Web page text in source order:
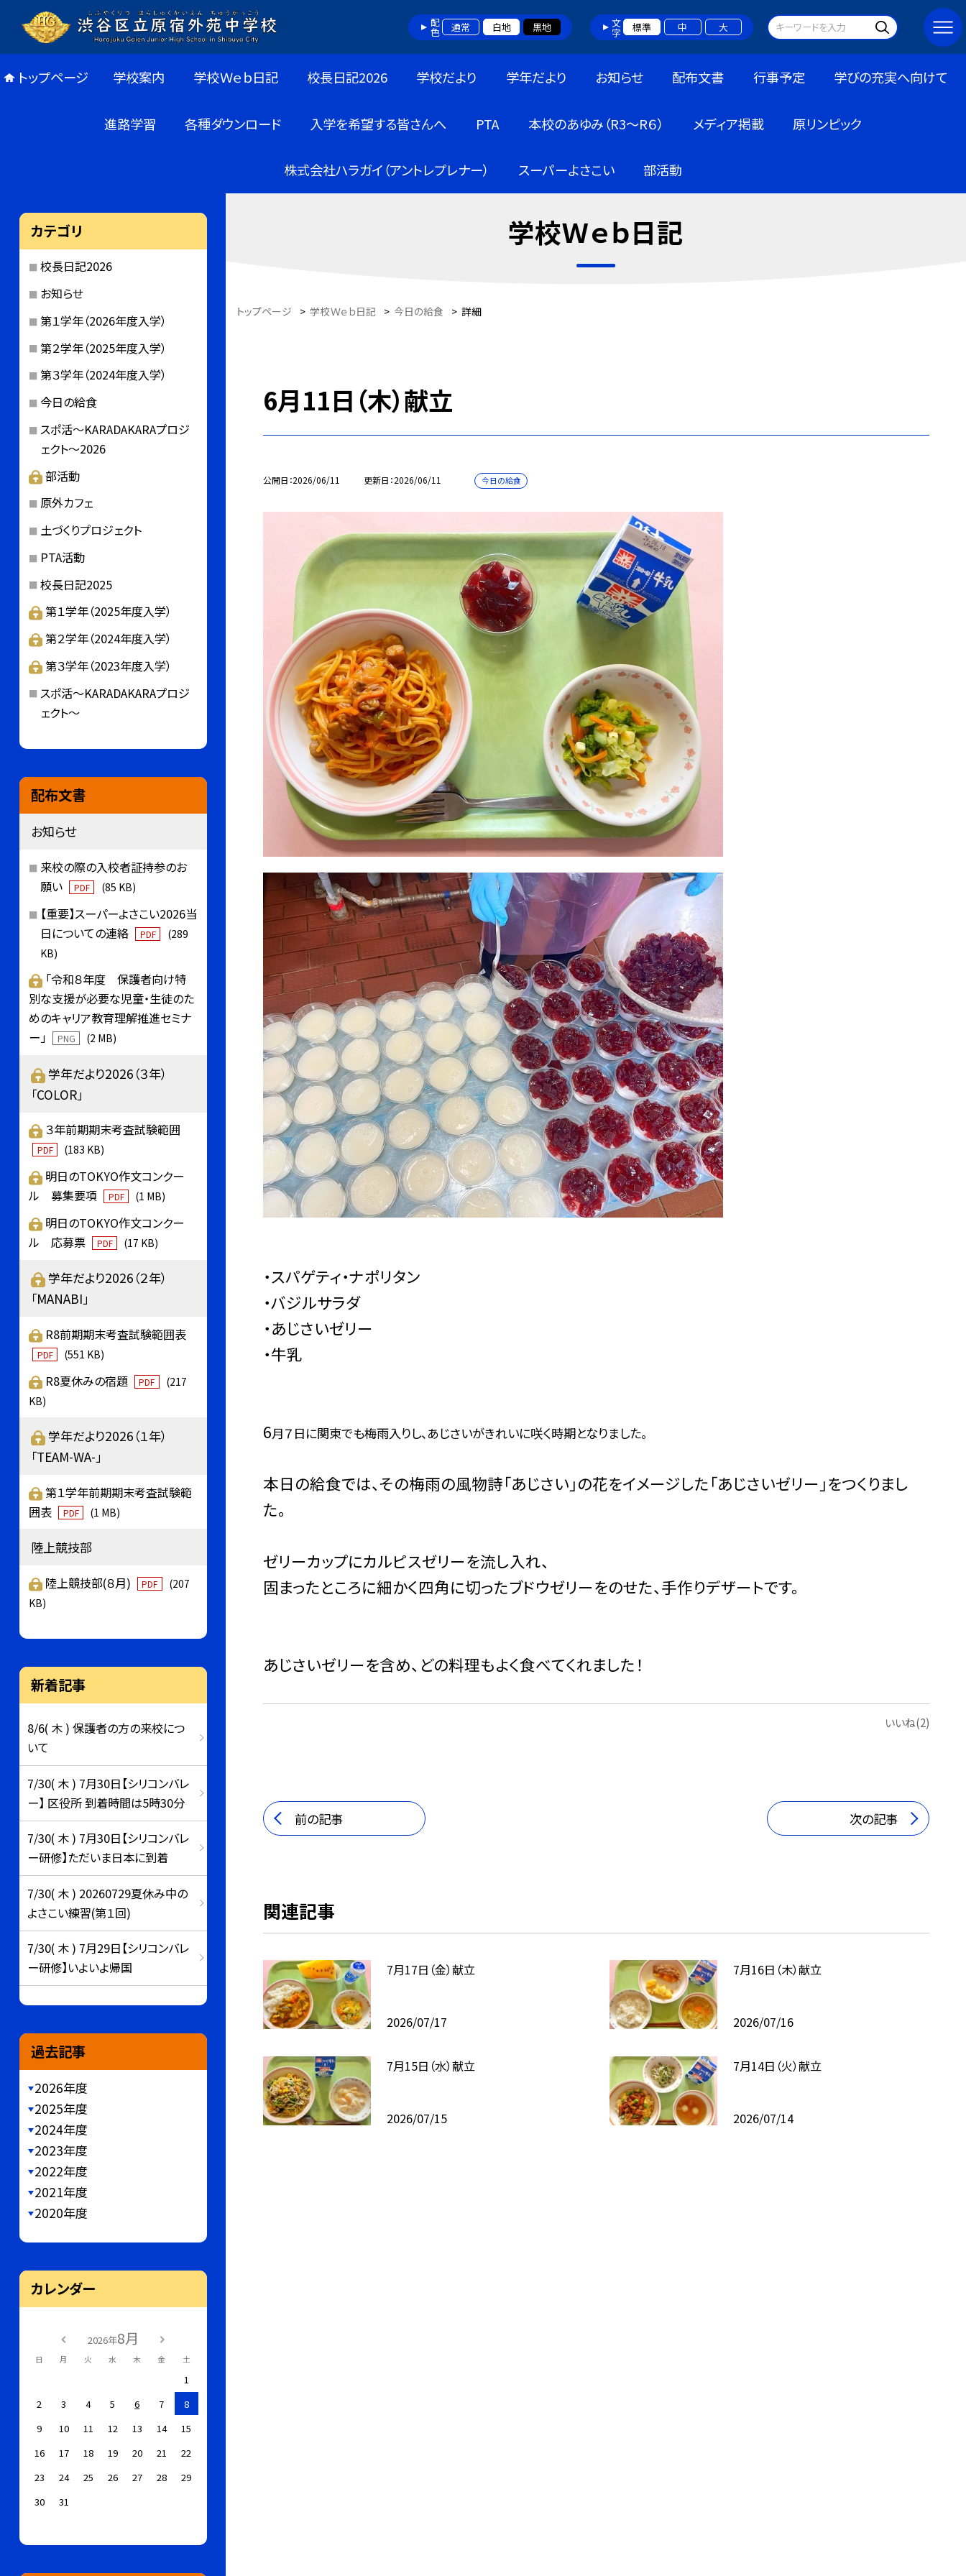
配色 通常 白地 黒地 文字 標準 中 大
トップページ 学校案内 学校Ｗｅｂ日記 校長日記2026 学校だより 学年だより お知らせ 配布文書 行事予定 学びの充実へ向けて
進路学習 各種ダウンロード 入学を希望する皆さんへ PTA 本校のあゆみ（R3～R６） メディア掲載 原リンピック
株式会社ハラガイ（アントレプレナー） スーパーよさこい 部活動
学校Ｗｅｂ日記
トップページ > 学校Ｗｅｂ日記 > 今日の給食 > 詳細
6月11日（木）献立
公開日 2026/06/11 更新日 2026/06/11 今日の給食
・スパゲティ・ナポリタン
・バジルサラダ
・あじさいゼリー
・牛乳
6月７日に関東でも梅雨入りし、あじさいがきれいに咲く時期となりました。
本日の給食では、その梅雨の風物詩「あじさい」の花をイメージした「あじさいゼリー」をつくりまし
た。
ゼリーカップにカルピスゼリーを流し入れ、
固まったところに細かく四角に切ったブドウゼリーをのせた、手作りデザートです。
あじさいゼリーを含め、どの料理もよく食べてくれました！
いいね(2)
前の記事 次の記事
関連記事
7月17日（金）献立
2026/07/17
7月16日（木）献立
2026/07/16
7月15日（水）献立
2026/07/15
7月14日（火）献立
2026/07/14
カテゴリ
校長日記2026
お知らせ
第１学年（2026年度入学）
第２学年（2025年度入学）
第３学年（2024年度入学）
今日の給食
スポ活～KARADAKARAプロジ
ェクト～2026
部活動
原外カフェ
土づくりプロジェクト
PTA活動
校長日記2025
第１学年（2025年度入学）
第２学年（2024年度入学）
第３学年（2023年度入学）
スポ活～KARADAKARAプロジ
ェクト～
配布文書
お知らせ
来校の際の入校者証持参のお
願い
PDF (85 KB)
【重要】スーパーよさこい2026当
日についての連絡
PDF
(289
KB)
「令和８年度 保護者向け特
別な支援が必要な児童・生徒のた
めのキャリア教育理解推進セミナ
ー」
PNG (2 MB)
学年だより2026（３年）
「COLOR」
３年前期期末考査試験範囲
PDF (183 KB)
明日のTOKYO作文コンクー
ル 募集要項
PDF (1 MB)
明日のTOKYO作文コンクー
ル 応募票
PDF (17 KB)
学年だより2026（２年）
「MANABI」
R8前期期末考査試験範囲表
PDF (551 KB)
R8夏休みの宿題 PDF
(217
KB)
学年だより2026（１年）
「TEAM-WA-」
第１学年前期期末考査試験範
囲表
PDF (1 MB)
陸上競技部
陸上競技部(８月) PDF
(207
KB)
新着記事
8/6( 木 ) 保護者の方の来校につ
いて
7/30( 木 ) 7月30日【シリコンバレ
ー】 区役所 到着時間は5時30分
7/30( 木 ) 7月30日【シリコンバレ
ー研修】ただいま日本に到着
7/30( 木 ) 20260729夏休み中の
よさこい練習(第１回)
7/30( 木 ) 7月29日【シリコンバレ
ー研修】いよいよ帰国
過去記事
2026年度
2025年度
2024年度
2023年度
2022年度
2021年度
2020年度
カレンダー
2026年8月
日 月 火 水 木 金 土
1
2
3 4 5 6 7
8
9
10 11 12 13 14
15
16
17 18 19 20 21
22
23
24 25 26 27 28
29
30
31